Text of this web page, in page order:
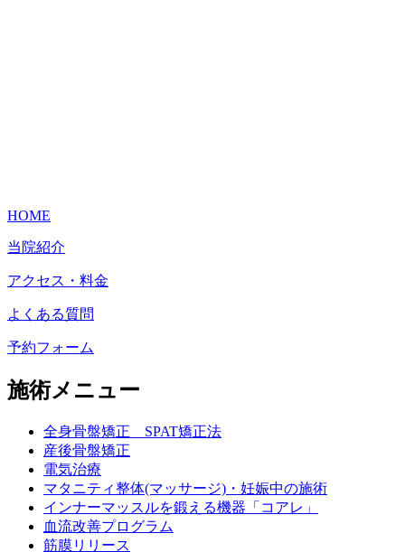
HOME
当院紹介
アクセス・料金
よくある質問
予約フォーム
施術メニュー
全身骨盤矯正 SPAT矯正法
産後骨盤矯正
電気治療
マタニティ整体(マッサージ)・妊娠中の施術
インナーマッスルを鍛える機器「コアレ」
血流改善プログラム
筋膜リリース